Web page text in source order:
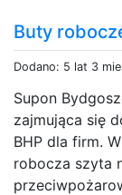
Buty
Dodano: 5 lat 3
Supon
zajmująca się
BHP dla firm.
robocza szyta